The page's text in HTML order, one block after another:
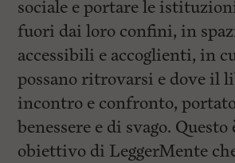
sociale e portare le
fuori dai loro confini, in
accessibili e accoglienti, in
possano ritrovarsi e dove il
incontro e confronto,
benessere e di svago.
obiettivo di LeggerMente